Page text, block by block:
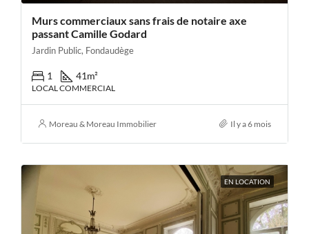
Murs commerciaux sans frais de notaire axe
passant Camille Godard
Jardin Public, Fondaudège
1 41m²
LOCAL COMMERCIAL
Moreau & Moreau Immobilier Il y a 6 mois
EN LOCATION